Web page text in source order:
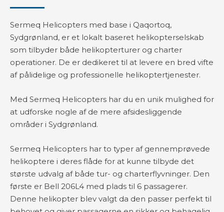
Sermeq Helicopters med base i Qaqortoq,
Sydgrønland, er et lokalt baseret helikopterselskab
som tilbyder både helikopterturer og charter
operationer. De er dedikeret til at levere en bred vifte
af pålidelige og professionelle helikoptertjenester.
Med Sermeq Helicopters har du en unik mulighed for
at udforske nogle af de mere afsidesliggende
områder i Sydgrønland.
Sermeq Helicopters har to typer af gennemprøvede
helikoptere i deres flåde for at kunne tilbyde det
største udvalg af både tur- og charterflyvninger. Den
første er Bell 206L4 med plads til 6 passagerer.
Denne helikopter blev valgt da den passer perfekt til